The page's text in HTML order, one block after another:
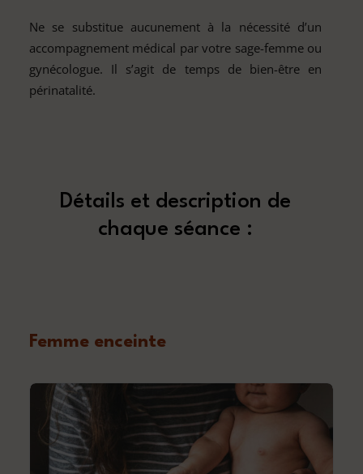
Ne se substitue aucunement à la nécessité d’un
accompagnement médical par votre sage-femme ou
gynécologue. Il s’agit de temps de bien-être en
périnatalité.
Détails et description de
chaque séance :
Femme enceinte